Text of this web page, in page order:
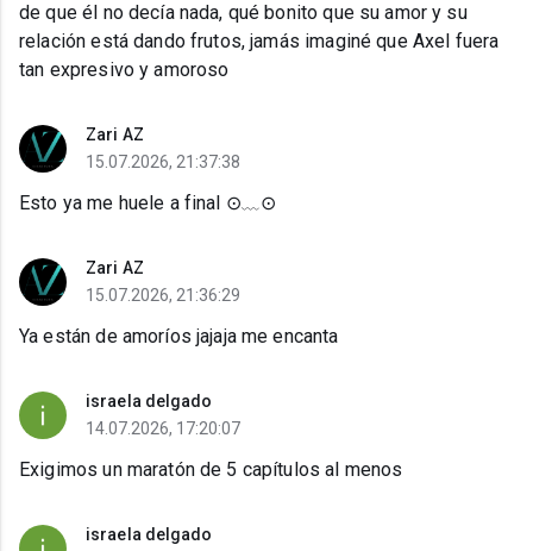
de que él no decía nada, qué bonito que su amor y su
relación está dando frutos, jamás imaginé que Axel fuera
tan expresivo y amoroso
Zari AZ
15.07.2026, 21:37:38
Esto ya me huele a final ⊙⁠﹏⁠⊙
Zari AZ
15.07.2026, 21:36:29
Ya están de amoríos jajaja me encanta
israela delgado
14.07.2026, 17:20:07
Exigimos un maratón de 5 capítulos al menos
israela delgado